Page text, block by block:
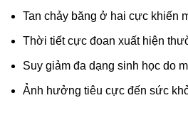
Tan chảy băng ở hai cực khiến
Thời tiết cực đoan xuất hiện
Suy giảm đa dạng sinh học do
Ảnh hưởng tiêu cực đến sức